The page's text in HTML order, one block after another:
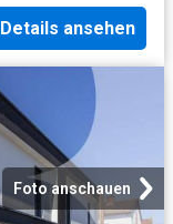
Details ansehen
Foto anschauen